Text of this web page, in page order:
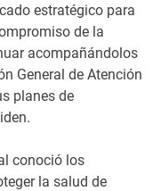
estratégico para
de la
acompañándolos
General de Atención
planes de
conoció los
la salud de